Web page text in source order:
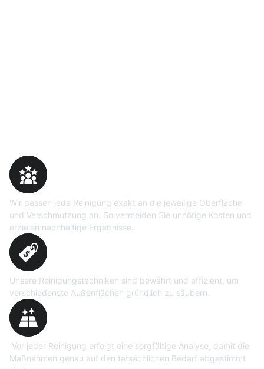
Wir passen jede Reinigung exakt an die jeweilige Oberfläche
und Verschmutzung an. So vermeiden Sie unnötige Kosten und
erzielen nachhaltige Ergebnisse.
Unsere Reinigungstechniken sind bewährt und effizient, um
verschiedenste Außenflächen gründlich zu säubern.
Vor jeder Reinigung erfolgt eine sorgfältige Analyse, damit die
Maßnahmen genau auf den tatsächlichen Bedarf abgestimmt